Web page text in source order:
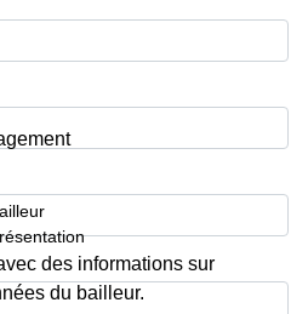
des informations sur
du bailleur.